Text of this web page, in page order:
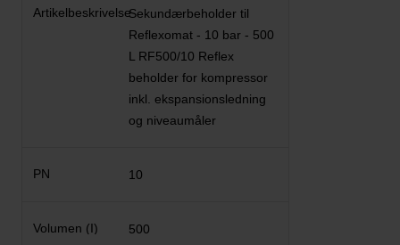
Sekundærbeholder til
Reflexomat - 10 bar - 500
L RF500/10 Reflex
beholder for kompressor
inkl. ekspansionsledning
og niveaumåler
10
500